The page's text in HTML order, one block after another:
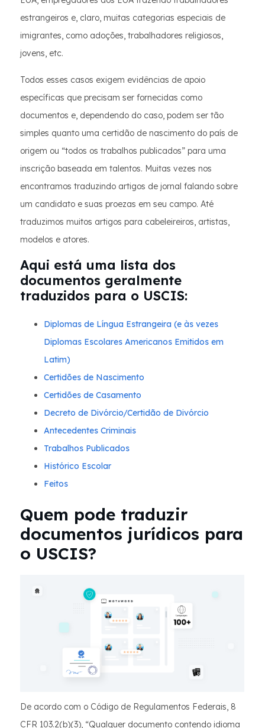
estrangeiros e, claro, muitas categorias especiais de
imigrantes, como adoções, trabalhadores religiosos,
jovens, etc.
Todos esses casos exigem evidências de apoio
específicas que precisam ser fornecidas como
documentos e, dependendo do caso, podem ser tão
simples quanto uma certidão de nascimento do país de
origem ou “todos os trabalhos publicados” para uma
inscrição baseada em talentos. Muitas vezes nos
encontramos traduzindo artigos de jornal falando sobre
um candidato e suas proezas em seu campo. Até
traduzimos muitos artigos para cabeleireiros, artistas,
modelos e atores.
Aqui está uma lista dos
documentos geralmente
traduzidos para o USCIS:
Diplomas de Língua Estrangeira (e às vezes
Diplomas Escolares Americanos Emitidos em
Latim)
Certidões de Nascimento
Certidões de Casamento
Decreto de Divórcio/Certidão de Divórcio
Antecedentes Criminais
Trabalhos Publicados
Histórico Escolar
Feitos
Quem pode traduzir
documentos jurídicos para
o USCIS?
De acordo com o Código de Regulamentos Federais, 8
CFR 103.2(b)(3), “Qualquer documento contendo idioma